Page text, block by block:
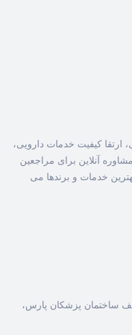
ارتقا کیفیت خدمات دارویی،
آنلاین برای مراجعین
خدمات و برندها می
ساختمان پزشکان پارس،